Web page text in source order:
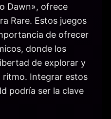
Dawn», ofrece
Rare. Estos juegos
de ofrecer
donde los
de explorar y
ritmo. Integrar estos
podría ser la clave